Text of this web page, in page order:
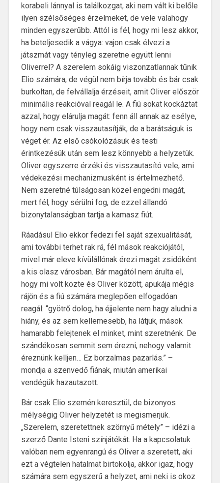
korabeli lánnyal is találkozgat, aki nem vált ki belőle
ilyen szélsőséges érzelmeket, de vele valahogy
minden egyszerűbb. Attól is fél, hogy mi lesz akkor,
ha beteljesedik a vágya: vajon csak élvezi a
játszmát vagy tényleg szeretne együtt lenni
Oliverrel? A szerelem sokáig viszonzatlannak tűnik
Elio számára, de végül nem bírja tovább és bár csak
burkoltan, de felvállalja érzéseit, amit Oliver először
minimális reakcióval reagál le. A fiú sokat kockáztat
azzal, hogy elárulja magát: fenn áll annak az esélye,
hogy nem csak visszautasítják, de a barátságuk is
véget ér. Az első csókolózásuk és testi
érintkezésük után sem lesz könnyebb a helyzetük.
Oliver egyszerre érzéki és visszautasító vele, ami
védekezési mechanizmusként is értelmezhető.
Nem szeretné túlságosan közel engedni magát,
mert fél, hogy sérülni fog, de ezzel állandó
bizonytalanságban tartja a kamasz fiút.
Ráadásul Elio ekkor fedezi fel saját szexualitását,
ami további terhet rak rá, fél mások reakciójától,
mivel már eleve kívülállónak érezi magát zsidóként
a kis olasz városban. Bár magától nem árulta el,
hogy mi volt közte és Oliver között, apukája mégis
rájön és a fiú számára meglepően elfogadóan
reagál: “gyötrő dolog, ha éjjelente nem hagy aludni a
hiány, és az sem kellemesebb, ha látjuk, mások
hamarabb felejtenek el minket, mint szeretnénk. De
szándékosan semmit sem érezni, nehogy valamit
éreznünk kelljen… Ez borzalmas pazarlás.” –
mondja a szenvedő fiának, miután amerikai
vendégük hazautazott.
Bár csak Elio szemén keresztül, de bizonyos
mélységig Oliver helyzetét is megismerjük.
„Szerelem, szeretettnek szörnyű métely” – idézi a
szerző Dante Isteni színjátékát. Ha a kapcsolatuk
valóban nem egyenrangú és Oliver a szeretett, aki
ezt a végtelen hatalmat birtokolja, akkor igaz, hogy
számára sem egyszerű a helyzet, ami neki is okoz